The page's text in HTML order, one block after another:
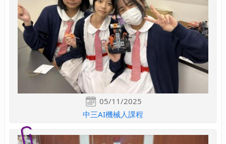
05/11/2025
中三AI機械人課程